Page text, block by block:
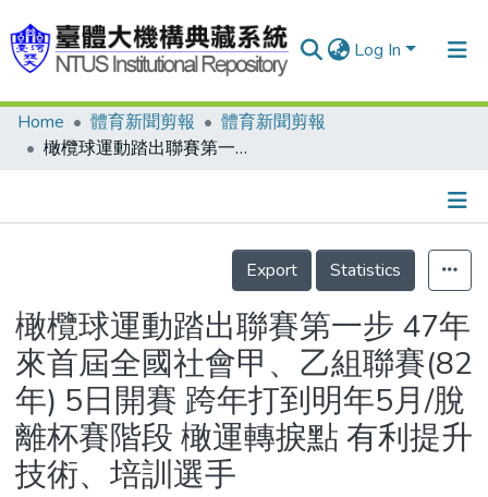
Log In
Communities & Collections
Statistics
Home 體育新聞剪報
體育新聞剪報
橄欖球運動踏出聯賽第一步 47年來首屆全國社會甲、乙組聯賽(82年) 5日開賽 跨年打到明年5月/脫離杯賽階段 橄運轉捩點 有利提升技術、培訓選手
Details
Export
Statistics
橄欖球運動踏出聯賽第一步 47年
來首屆全國社會甲、乙組聯賽(82
年) 5日開賽 跨年打到明年5月/脫
離杯賽階段 橄運轉捩點 有利提升
技術、培訓選手